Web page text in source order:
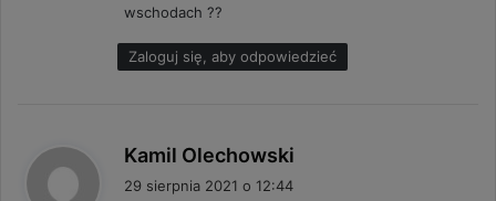
wschodach ??
Zaloguj się, aby odpowiedzieć
Kamil Olechowski
29 sierpnia 2021 o 12:44